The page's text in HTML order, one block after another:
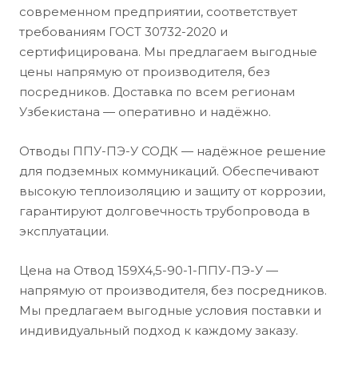
современном предприятии, соответствует
требованиям ГОСТ 30732-2020 и
сертифицирована. Мы предлагаем выгодные
цены напрямую от производителя, без
посредников. Доставка по всем регионам
Узбекистана — оперативно и надёжно.
Отводы ППУ-ПЭ-У СОДК — надёжное решение
для подземных коммуникаций. Обеспечивают
высокую теплоизоляцию и защиту от коррозии,
гарантируют долговечность трубопровода в
эксплуатации.
Цена на Отвод 159X4,5-90-1-ППУ-ПЭ-У —
напрямую от производителя, без посредников.
Мы предлагаем выгодные условия поставки и
индивидуальный подход к каждому заказу.